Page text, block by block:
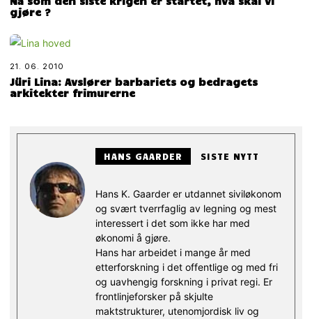
gjøre ?
21. 06. 2010
Jüri Lina: Avslører barbariets og bedragets
arkitekter frimurerne
HANS GAARDER SISTE NYTT
Hans K. Gaarder er utdannet siviløkonom
og svært tverrfaglig av legning og mest
interessert i det som ikke har med
økonomi å gjøre.
Hans har arbeidet i mange år med
etterforskning i det offentlige og med fri
og uavhengig forskning i privat regi. Er
frontlinjeforsker på skjulte
maktstrukturer, utenomjordisk liv og